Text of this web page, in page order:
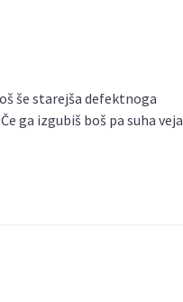
še starejša defektnoga
ga izgubiš boš pa suha veja